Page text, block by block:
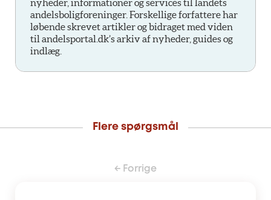
nyheder, informationer og services til landets
andelsboligforeninger. Forskellige forfattere har
løbende skrevet artikler og bidraget med viden
til andelsportal.dk’s arkiv af nyheder, guides og
indlæg.
Flere spørgsmål
← Forrige